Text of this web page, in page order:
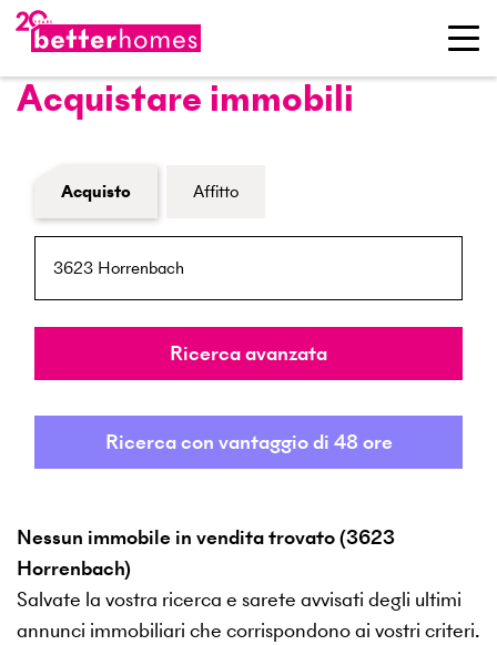
Acquistare immobili
Modulo di ricerca immobiliare
Acquisto Affitto
NPA / Località
Raggio
Ricerca avanzata
Ricerca con vantaggio di 48 ore
Nessun immobile in vendita trovato (3623
Horrenbach)
Salvate la vostra ricerca e sarete avvisati degli ultimi
annunci immobiliari che corrispondono ai vostri criteri.